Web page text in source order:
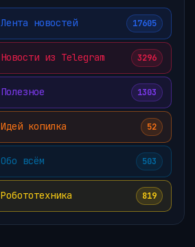
Лента новостей 17605
Новости из Telegram 3296
Полезное 1303
Идей копилка 52
Обо всём 503
Робототехника 819